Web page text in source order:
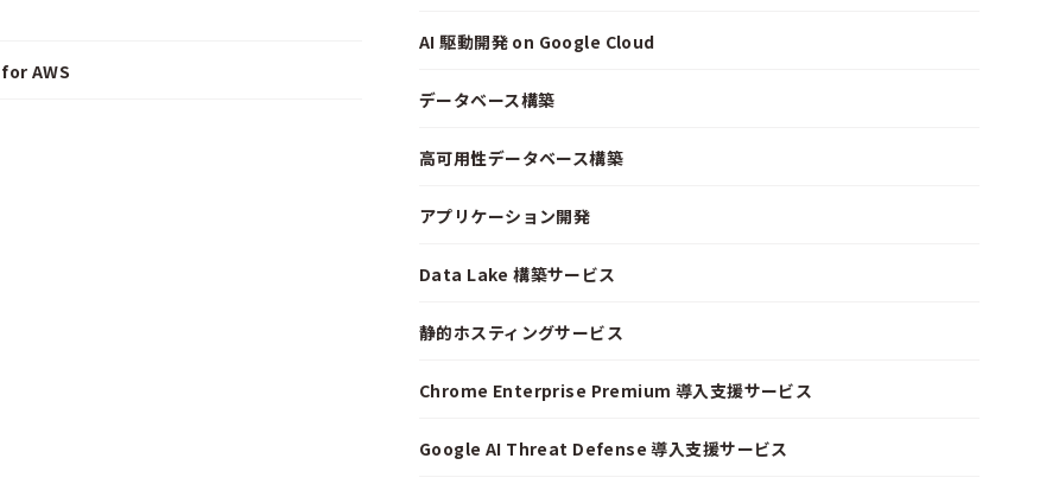
AWS
AI 駆動開発 on Google Cloud
データベース構築
高可用性データベース構築
アプリケーション開発
Data Lake 構築サービス
静的ホスティングサービス
Chrome Enterprise Premium 導入支援サービス
Google AI Threat Defense 導入支援サービス